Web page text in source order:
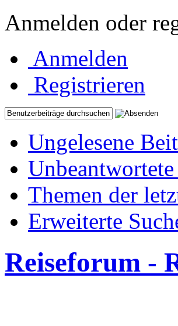
Anmelden oder
Anmelden
Registrieren
Ungelesene
Themen der
Erweiterte
Reiseforum -